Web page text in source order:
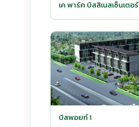
เค พาร์ค บิสสิเนสเซ็นเตอร์
บิสพอยท์ 1